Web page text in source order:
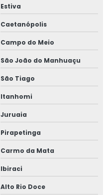
Estiva
Caetanópolis
Campo do Meio
São João do Manhuaçu
São Tiago
Itanhomi
Juruaia
Pirapetinga
Carmo da Mata
Ibiraci
Alto Rio Doce